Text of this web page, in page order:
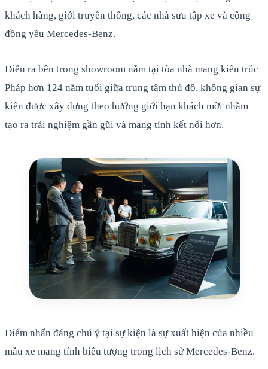
khách hàng, giới truyền thông, các nhà sưu tập xe và cộng
đồng yêu Mercedes-Benz.
Diễn ra bên trong showroom nằm tại tòa nhà mang kiến trúc
Pháp hơn 124 năm tuổi giữa trung tâm thủ đô, không gian sự
kiện được xây dựng theo hướng giới hạn khách mời nhằm
tạo ra trải nghiệm gần gũi và mang tính kết nối hơn.
Điểm nhấn đáng chú ý tại sự kiện là sự xuất hiện của nhiều
mẫu xe mang tính biểu tượng trong lịch sử Mercedes-Benz.